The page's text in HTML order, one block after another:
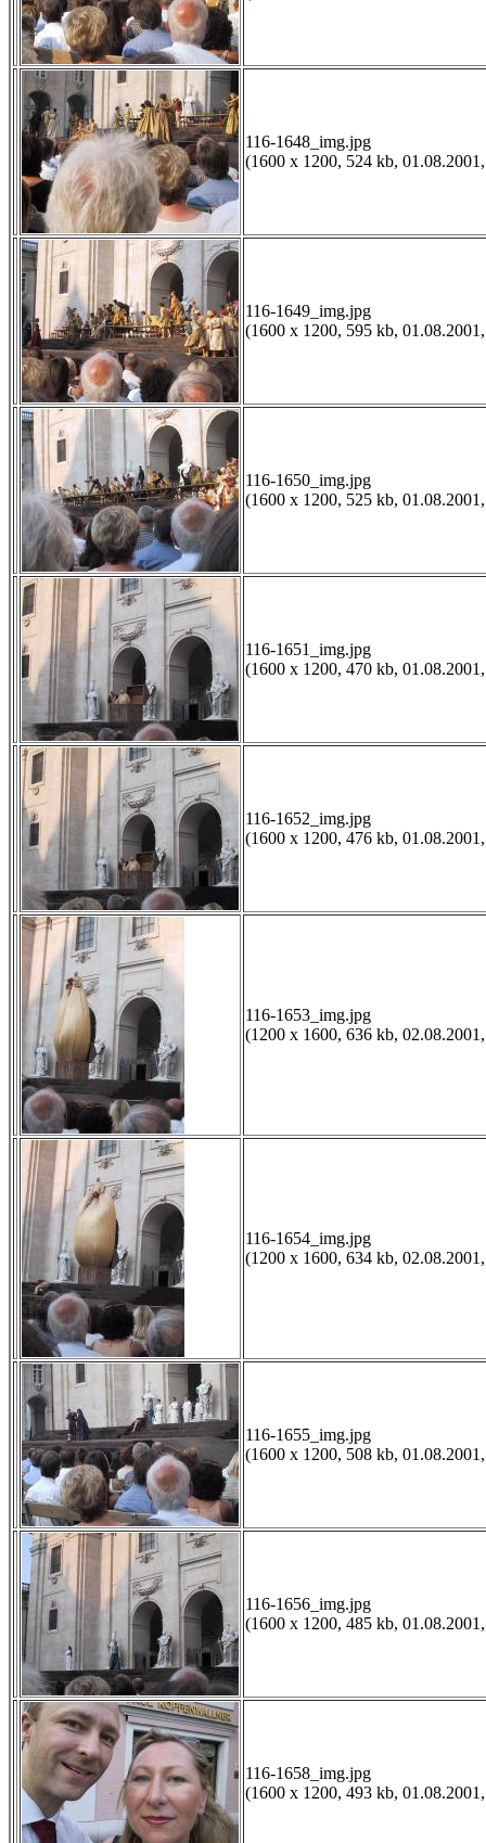
116-1648_img.jpg
(1600 x 1200, 524 kb,
116-1649_img.jpg
(1600 x 1200, 595 kb,
116-1650_img.jpg
(1600 x 1200, 525 kb,
116-1651_img.jpg
(1600 x 1200, 470 kb,
116-1652_img.jpg
(1600 x 1200, 476 kb,
116-1653_img.jpg
(1200 x 1600, 636 kb,
116-1654_img.jpg
(1200 x 1600, 634 kb,
116-1655_img.jpg
(1600 x 1200, 508 kb,
116-1656_img.jpg
(1600 x 1200, 485 kb,
116-1658_img.jpg
(1600 x 1200, 493 kb,